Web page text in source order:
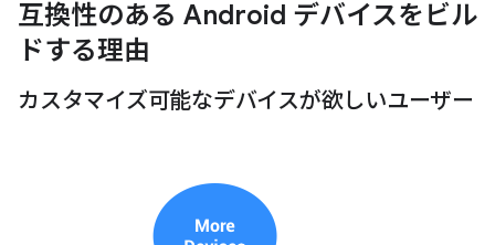
互換性のある Android デバイスをビル
ドする理由
カスタマイズ可能なデバイスが欲しいユーザー